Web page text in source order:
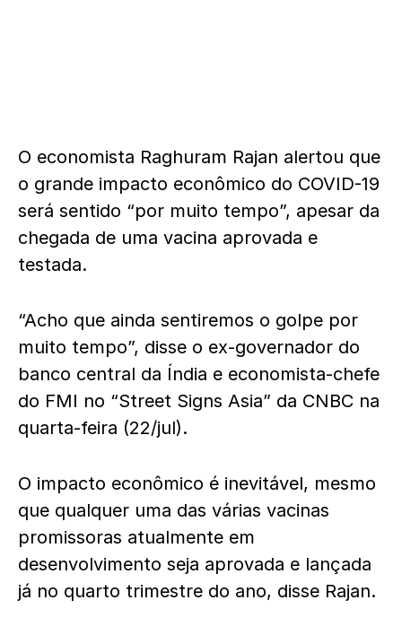
O economista Raghuram Rajan alertou que
o grande impacto econômico do COVID-19
será sentido “por muito tempo”, apesar da
chegada de uma vacina aprovada e
testada.
“Acho que ainda sentiremos o golpe por
muito tempo”, disse o ex-governador do
banco central da Índia e economista-chefe
do FMI no “Street Signs Asia” da CNBC na
quarta-feira (22/jul).
O impacto econômico é inevitável, mesmo
que qualquer uma das várias vacinas
promissoras atualmente em
desenvolvimento seja aprovada e lançada
já no quarto trimestre do ano, disse Rajan.